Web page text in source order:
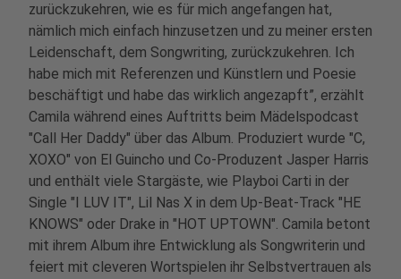
zurückzukehren, wie es für mich angefangen hat,
nämlich mich einfach hinzusetzen und zu meiner ersten
Leidenschaft, dem Songwriting, zurückzukehren. Ich
habe mich mit Referenzen und Künstlern und Poesie
beschäftigt und habe das wirklich angezapft”, erzählt
Camila während eines Auftritts beim Mädelspodcast
"Call Her Daddy" über das Album. Produziert wurde "C,
XOXO" von El Guincho und Co-Produzent Jasper Harris
und enthält viele Stargäste, wie Playboi Carti in der
Single "I LUV IT", Lil Nas X in dem Up-Beat-Track "HE
KNOWS" oder Drake in "HOT UPTOWN". Camila betont
mit ihrem Album ihre Entwicklung als Songwriterin und
feiert mit cleveren Wortspielen ihr Selbstvertrauen als